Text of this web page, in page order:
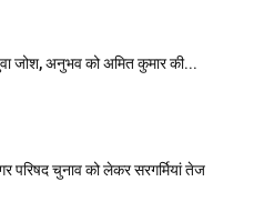
जोश, अनुभव को अमित कुमार की...
परिषद चुनाव को लेकर सरगर्मियां तेज